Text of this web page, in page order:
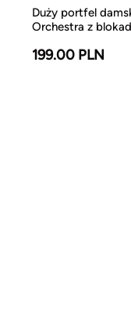
Duży portfel
Orchestra z
199.00 PLN